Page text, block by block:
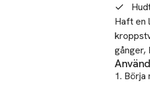
Haft en
gånger,
1. Börja